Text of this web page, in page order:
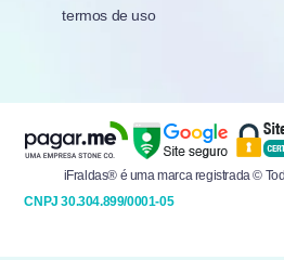
termos de uso
iFraldas® é uma marca registrada ©
CNPJ 30.304.899/0001-05